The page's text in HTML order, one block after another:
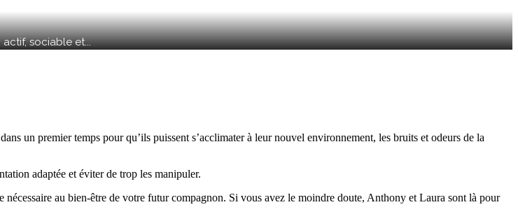
sociable et...
un premier temps pour qu’ils puissent s’acclimater à leur nouvel environnement, les bruits et odeurs de la
adaptée et éviter de trop les manipuler.
au bien-être de votre futur compagnon. Si vous avez le moindre doute, Anthony et Laura sont là pour